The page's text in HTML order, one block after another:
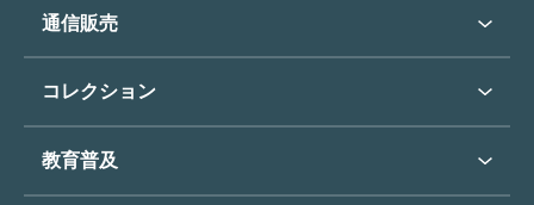
開館時間・休館日
アクセス
団体のご利用について
バリアフリー／小さなお子様
展覧会・イベントトップ
次回の展覧会
展覧会スケジュール
過去の展覧会
通信販売
通信販売トップ
コレクション
コレクショントップ
教育普及